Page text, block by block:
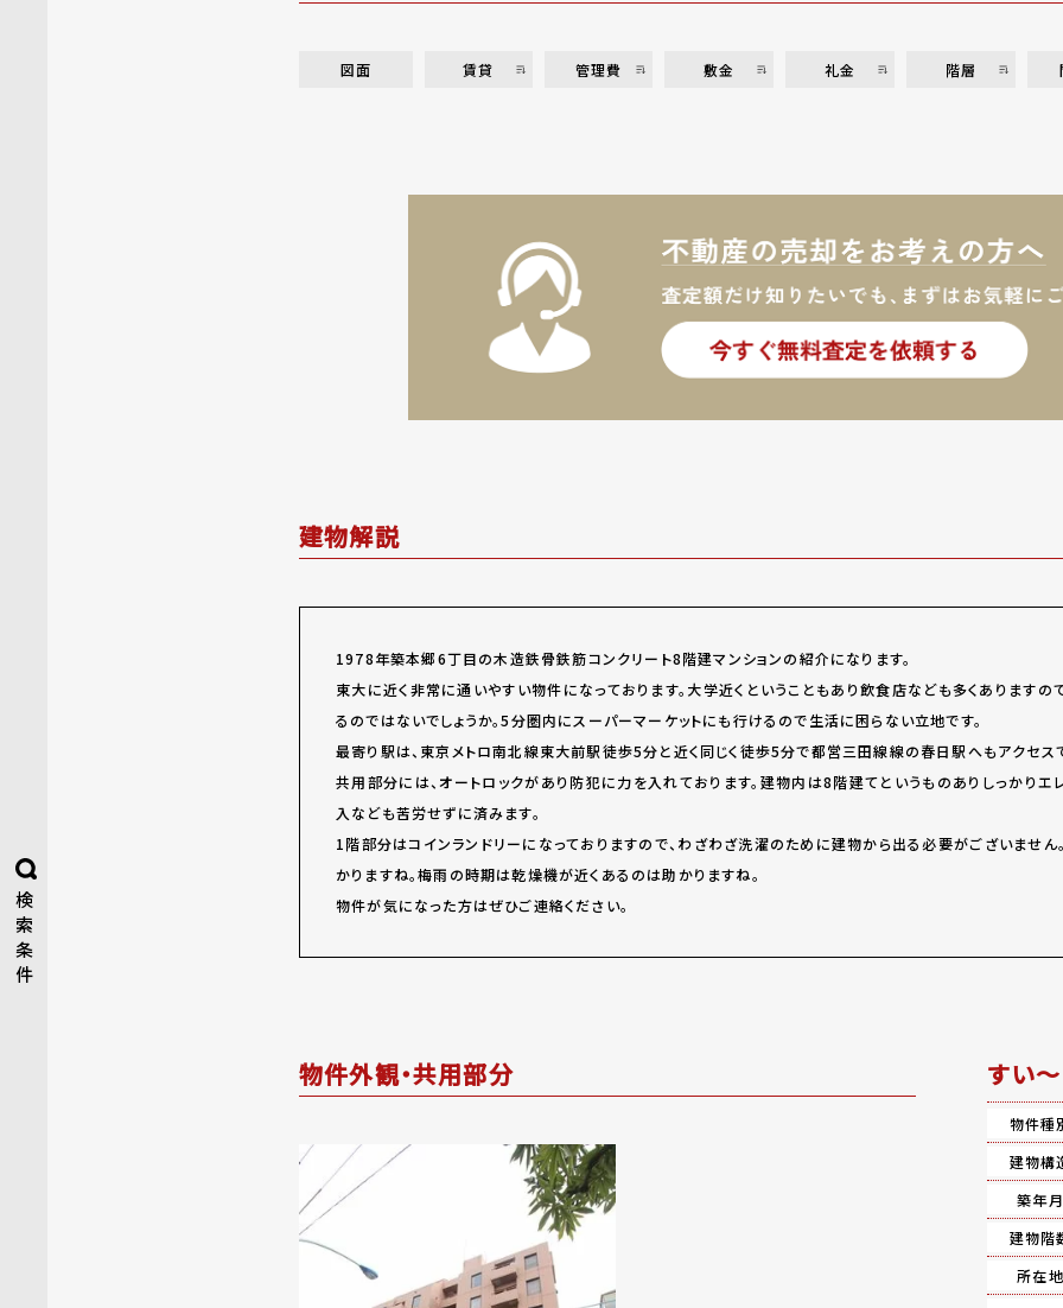
検
索
条
件
図面 賃貸 管理費 敷金 礼金 階層
建物解説
1978年築本郷6丁目の木造鉄骨鉄筋コンクリート8階建マンションの紹介になります。
東大に近く非常に通いやすい物件になっております。大学近くということもあり飲食店なども多くあります
るのではないでしょうか。5分圏内にスーパーマーケットにも行けるので生活に困らない立地です。
最寄り駅は、東京メトロ南北線東大前駅徒歩5分と近く同じく徒歩5分で都営三田線線の春日駅へもアクセス
共用部分には、オートロックがあり防犯に力を入れております。建物内は8階建てというものありしっかり
入なども苦労せずに済みます。
1階部分はコインランドリーになっておりますので、わざわざ洗濯のために建物から出る必要がございませ
かりますね。梅雨の時期は乾燥機が近くあるのは助かりますね。
物件が気になった方はぜひご連絡ください。
物件外観・共用部分 すい
物件種
建物構
築年月
建物階
所在地